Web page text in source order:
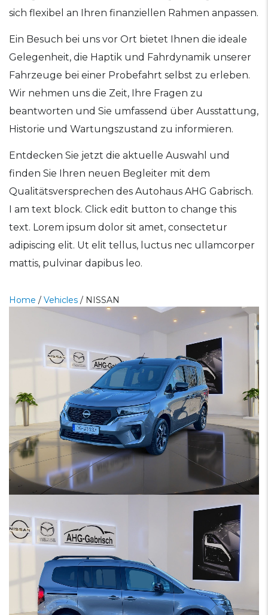
sich flexibel an Ihren finanziellen Rahmen anpassen.
Ein Besuch bei uns vor Ort bietet Ihnen die ideale
Gelegenheit, die Haptik und Fahrdynamik unserer
Fahrzeuge bei einer Probefahrt selbst zu erleben.
Wir nehmen uns die Zeit, Ihre Fragen zu
beantworten und Sie umfassend über Ausstattung,
Historie und Wartungszustand zu informieren.
Entdecken Sie jetzt die aktuelle Auswahl und
finden Sie Ihren neuen Begleiter mit dem
Qualitätsversprechen des Autohaus AHG Gabrisch.
I am text block. Click edit button to change this
text. Lorem ipsum dolor sit amet, consectetur
adipiscing elit. Ut elit tellus, luctus nec ullamcorper
mattis, pulvinar dapibus leo.
Home / Vehicles / NISSAN